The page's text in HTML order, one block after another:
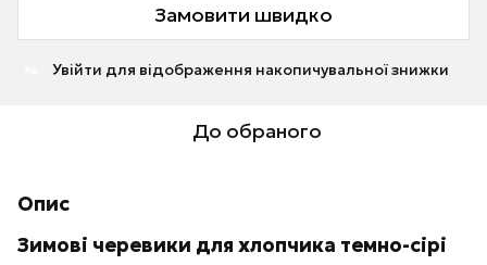
Замовити швидко
Увійти для відображення накопичувальної знижки
До обраного
Опис
Зимові черевики для хлопчика темно-сірі